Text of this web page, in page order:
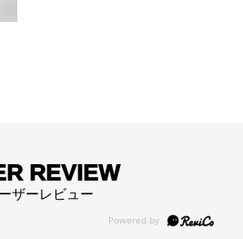
REVIEW
ザーレビュー